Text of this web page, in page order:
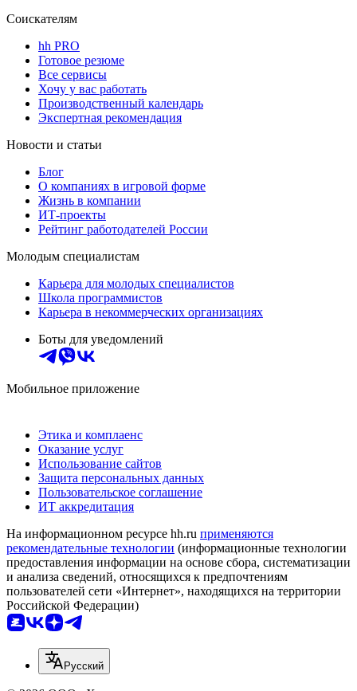
Соискателям
hh PRO
Готовое резюме
Все сервисы
Хочу у вас работать
Производственный календарь
Экспертная рекомендация
Новости и статьи
Блог
О компаниях в игровой форме
Жизнь в компании
ИТ-проекты
Рейтинг работодателей России
Молодым специалистам
Карьера для молодых специалистов
Школа программистов
Карьера в некоммерческих организациях
Боты для уведомлений
Мобильное приложение
Этика и комплаенс
Оказание услуг
Использование сайтов
Защита персональных данных
Пользовательское соглашение
ИТ аккредитация
На информационном ресурсе hh.ru применяются
рекомендательные технологии (информационные технологии
предоставления информации на основе сбора, систематизации
и анализа сведений, относящихся к предпочтениям
пользователей сети «Интернет», находящихся на территории
Российской Федерации)
Русский